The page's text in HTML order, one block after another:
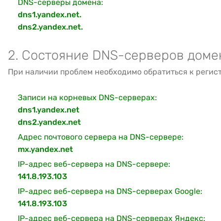
DNS-серверы домена:
dns1.yandex.net.
dns2.yandex.net.
2. Состояние DNS-серверов
При наличии проблем необходимо обратиться к
Записи на корневых DNS-серверах:
dns1.yandex.net
dns2.yandex.net
Адрес почтового сервера на DNS-сервере:
mx.yandex.net
IP-адрес веб-сервера на DNS-сервере:
141.8.193.103
IP-адрес веб-сервера на DNS-серверах Google:
141.8.193.103
IP-адрес веб-сервера на DNS-серверах Яндекс: